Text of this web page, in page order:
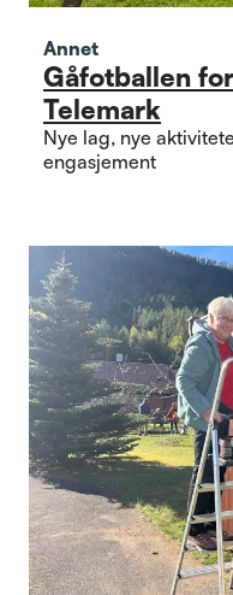
Annet
Gåfotballen
Telemark
Nye lag, nye
engasjement